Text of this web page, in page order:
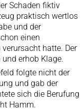
Schaden fiktiv
praktisch wertlos
und der
einen
hatte. Der
erhob Klage.
folgte nicht der
und gab der
sich die Berufung
Hamm.